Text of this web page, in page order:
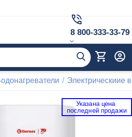
8 800-333-33-79
/ Электрическиие
Указана цена
последней продажи